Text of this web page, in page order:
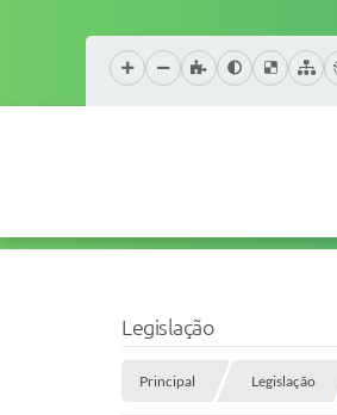
Legislação
Principal Legislação